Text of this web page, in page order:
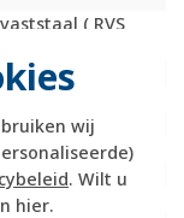
wij
. Wilt u
hier.
( RVS